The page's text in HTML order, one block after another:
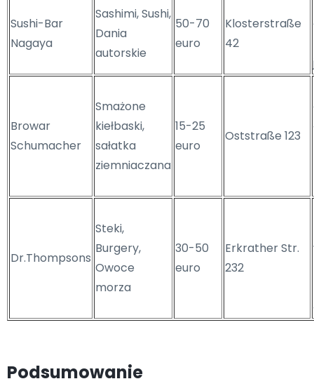
Sushi-Bar
Nagaya
Sashimi, Sushi,
Dania
autorskie
50-70
euro
Klosterstraße
42
Browar
Schumacher
Smażone
kiełbaski,
sałatka
ziemniaczana
15-25
euro
Oststraße 123
Dr.Thompsons
Steki,
Burgery,
Owoce
morza
30-50
euro
Erkrather Str.
232
Podsumowanie